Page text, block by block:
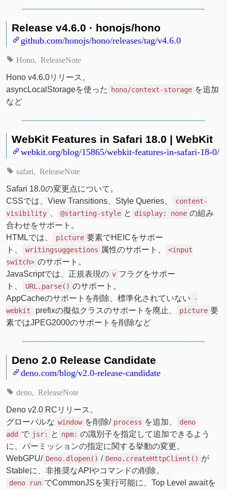
Release v4.6.0 · honojs/hono
github.com/honojs/hono/releases/tag/v4.6.0
Hono ReleaseNote
Hono v4.6.0リリース。
asyncLocalStorageを使った
hono/context-storage を追加
など
WebKit Features in Safari 18.0 | WebKit
webkit.org/blog/15865/webkit-features-in-safari-18-0/
safari ReleaseNote
Safari 18.0の変更点について。
CSSでは、View Transitions、Style Queries、
content-
visibility
@starting-style と display: none の組み
合わせをサポート。
HTMLでは、
picture 要素でHEICをサポー
ト、
writingsuggestions 属性のサポート、
<input
switch> のサポート。
JavaScriptでは、正規表現の v フラグをサポー
ト、
URL.parse() のサポート。
AppCacheのサポートを削除、標準化されていない -
webkit
prefixの擬似クラスのサポートを廃止、 picture 要
素ではJPEG2000のサポートを削除など
Deno 2.0 Release Candidate
deno.com/blog/v2.0-release-candidate
deno ReleaseNote
Deno v2.0 RCリリース。
グローバルな window を削除/ process を追加、
deno
add で jsr: と npm: の識別子を指定して追加できるよう
に、パーミッションの指定に関する挙動の変更。
WebGPU/ Deno.dlopen() / Deno.createHttpClient() が
Stableに、非推奨なAPIやコマンドの削除。
deno run でCommonJSを実行可能に、Top Level awaitを